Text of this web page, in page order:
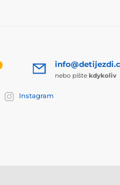
nebo pište kdykoliv
Instagram